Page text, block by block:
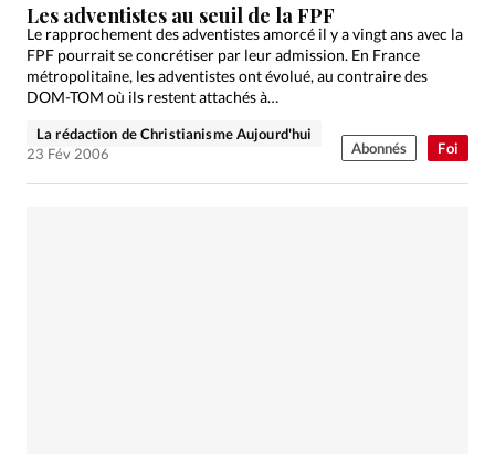
Foi
Les adventistes au seuil de la FPF
Le rapprochement des adventistes amorcé il y a vingt ans avec la
FPF pourrait se concrétiser par leur admission. En France
métropolitaine, les adventistes ont évolué, au contraire des
DOM-TOM où ils restent attachés à…
La rédaction de Christianisme Aujourd'hui
23 Fév 2006
Abonnés